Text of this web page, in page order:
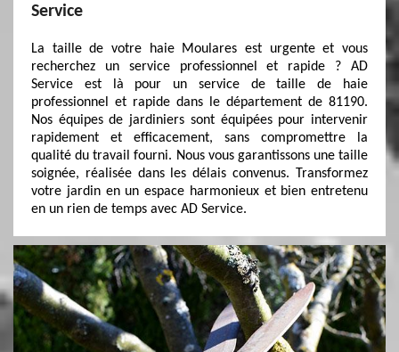
Service
La taille de votre haie Moulares est urgente et vous
recherchez un service professionnel et rapide ? AD
Service est là pour un service de taille de haie
professionnel et rapide dans le département de 81190.
Nos équipes de jardiniers sont équipées pour intervenir
rapidement et efficacement, sans compromettre la
qualité du travail fourni. Nous vous garantissons une taille
soignée, réalisée dans les délais convenus. Transformez
votre jardin en un espace harmonieux et bien entretenu
en un rien de temps avec AD Service.